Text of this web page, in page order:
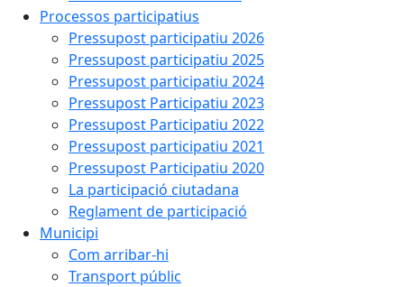
Processos participatius
Pressupost participatiu 2026
Pressupost participatiu 2025
Pressupost participatiu 2024
Pressupost Participatiu 2023
Pressupost Participatiu 2022
Pressupost participatiu 2021
Pressupost Participatiu 2020
La participació ciutadana
Reglament de participació
Municipi
Com arribar-hi
Transport públic